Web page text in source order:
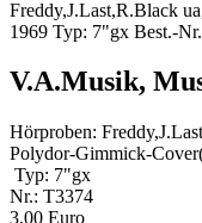
V.A.Musik,
Hörproben:
Polydor-Gimmick-
Typ: 7"gx
Nr.: T3374
3,00 Euro